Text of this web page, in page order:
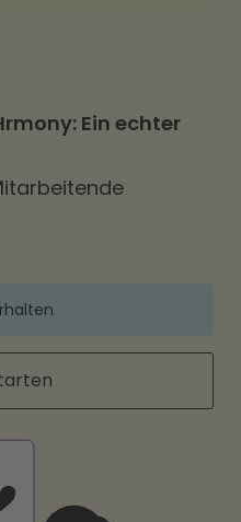
Ein echter